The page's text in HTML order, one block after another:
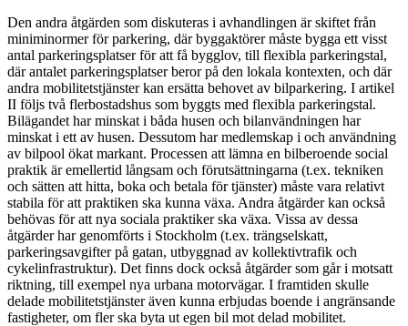
Den andra åtgärden som diskuteras i avhandlingen är skiftet från
miniminormer för parkering, där byggaktörer måste bygga ett visst
antal parkeringsplatser för att få bygglov, till flexibla parkeringstal,
där antalet parkeringsplatser beror på den lokala kontexten, och där
andra mobilitetstjänster kan ersätta behovet av bilparkering. I artikel
II följs två flerbostadshus som byggts med flexibla parkeringstal.
Bilägandet har minskat i båda husen och bilanvändningen har
minskat i ett av husen. Dessutom har medlemskap i och användning
av bilpool ökat markant. Processen att lämna en bilberoende social
praktik är emellertid långsam och förutsättningarna (t.ex. tekniken
och sätten att hitta, boka och betala för tjänster) måste vara relativt
stabila för att praktiken ska kunna växa. Andra åtgärder kan också
behövas för att nya sociala praktiker ska växa. Vissa av dessa
åtgärder har genomförts i Stockholm (t.ex. trängselskatt,
parkeringsavgifter på gatan, utbyggnad av kollektivtrafik och
cykelinfrastruktur). Det finns dock också åtgärder som går i motsatt
riktning, till exempel nya urbana motorvägar. I framtiden skulle
delade mobilitetstjänster även kunna erbjudas boende i angränsande
fastigheter, om fler ska byta ut egen bil mot delad mobilitet.